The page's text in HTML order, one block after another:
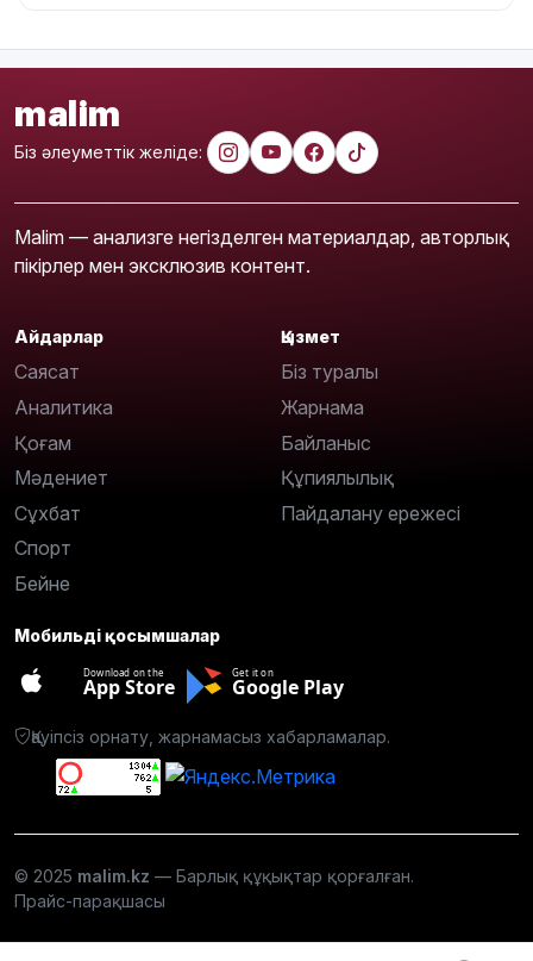
malim
Біз әлеуметтік желіде:
Malim — анализге негізделген материалдар, авторлық
пікірлер мен эксклюзив контент.
Айдарлар
Саясат
Аналитика
Қоғам
Мәдениет
Сұхбат
Спорт
Бейне
Қызмет
Біз туралы
Жарнама
Байланыс
Құпиялылық
Пайдалану ережесі
Мобильді қосымшалар
Download on the
App Store
Get it on
Google Play
Қауіпсіз орнату, жарнамасыз хабарламалар.
© 2025 malim.kz — Барлық құқықтар қорғалған.
Прайс-парақшасы